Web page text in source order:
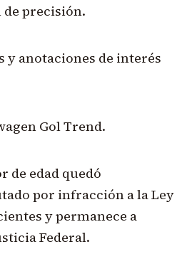
de precisión.
y anotaciones de interés
Gol Trend.
de edad quedó
por infracción a la Ley
y permanece a
Federal.